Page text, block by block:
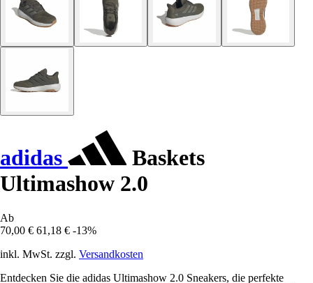
adidas
Baskets
Ultimashow 2.0
Ab
70,00 € 61,18 € -13%
inkl. MwSt. zzgl. Versandkosten
Entdecken Sie die adidas Ultimashow 2.0 Sneakers, die perfekte